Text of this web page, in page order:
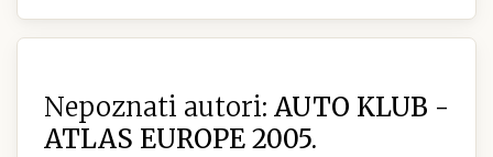
Nepoznati autori: AUTO KLUB -
ATLAS EUROPE 2005.